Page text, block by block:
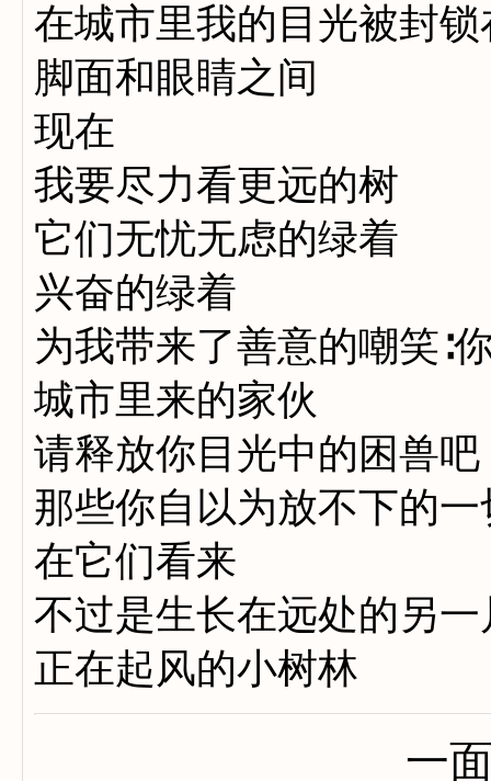
在城市里我的目光被封锁
脚面和眼睛之间
现在
我要尽力看更远的树
它们无忧无虑的绿着
兴奋的绿着
为我带来了善意的嘲笑∶
城市里来的家伙
请释放你目光中的困兽吧
那些你自以为放不下的一
在它们看来
不过是生长在远处的另一
正在起风的小树林
一